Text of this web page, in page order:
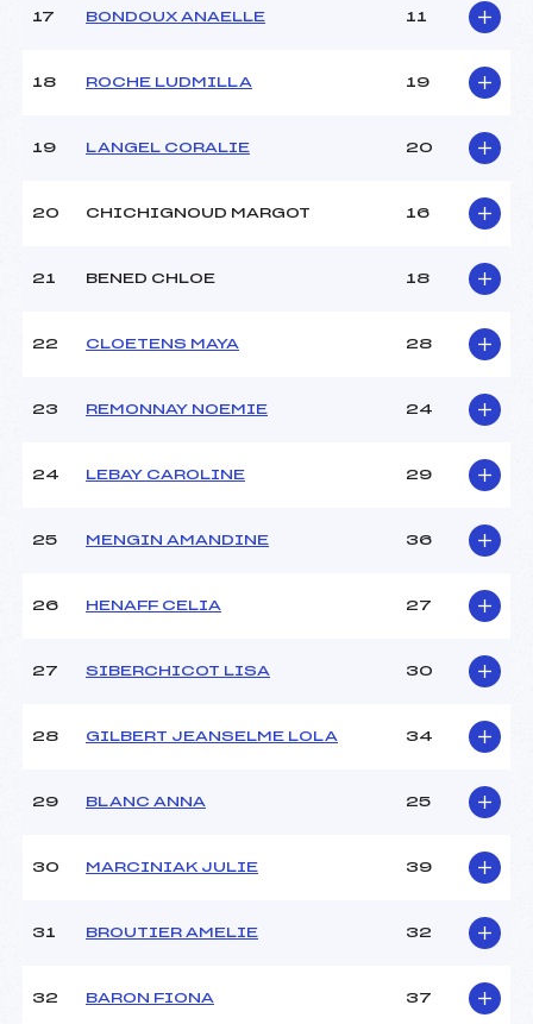
17 BONDOUX ANAELLE 11
18 ROCHE LUDMILLA 19
19 LANGEL CORALIE 20
20 CHICHIGNOUD MARGOT 16
21 BENED CHLOE 18
22 CLOETENS MAYA 28
23 REMONNAY NOEMIE 24
24 LEBAY CAROLINE 29
25 MENGIN AMANDINE 36
26 HENAFF CELIA 27
27 SIBERCHICOT LISA 30
28 GILBERT JEANSELME LOLA 34
29 BLANC ANNA 25
30 MARCINIAK JULIE 39
31 BROUTIER AMELIE 32
32 BARON FIONA 37